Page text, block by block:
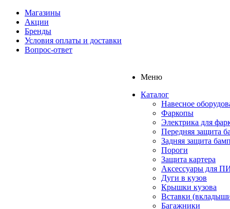
Магазины
Акции
Бренды
Условия оплаты и доставки
Вопрос-ответ
Меню
Каталог
Навесное
Фаркопы
Электрика для
Передняя защита
Задняя защита
Пороги
Защита картера
Аксессуары для
Дуги в кузов
Крышки кузова
Вставки
Багажники